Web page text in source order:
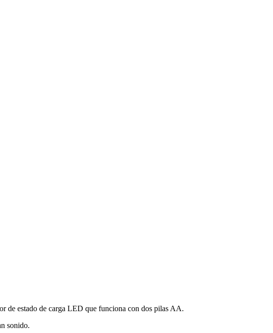
de estado de carga LED que funciona con dos pilas AA.
sonido.